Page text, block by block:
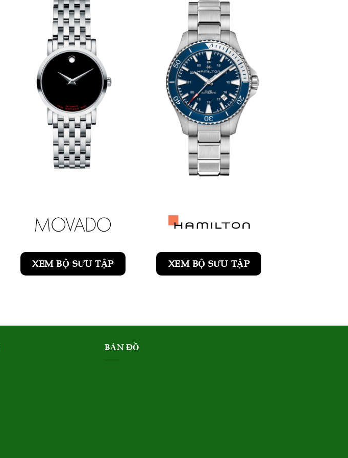
XEM BỘ SƯU TẬP XEM BỘ SƯU TẬP
BẢN ĐỒ